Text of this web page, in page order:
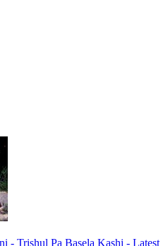
- Trishul Pa Basela Kashi - Latest